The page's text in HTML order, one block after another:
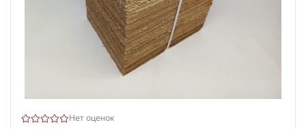
Нет оценок